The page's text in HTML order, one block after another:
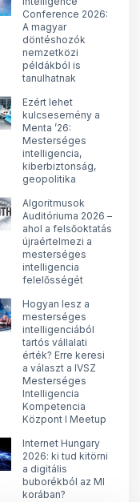
Conference 2026:
A magyar
döntéshozók
nemzetközi
példákból is
tanulhatnak
Ezért lehet
kulcsesemény a
Menta ’26:
Mesterséges
intelligencia,
kiberbiztonság,
geopolitika
Algoritmusok
Auditóriuma 2026 –
ahol a felsőoktatás
újraértelmezi a
mesterséges
intelligencia
felelősségét
Hogyan lesz a
mesterséges
intelligenciából
tartós vállalati
érték? Erre keresi
a választ a IVSZ
Mesterséges
Intelligencia
Kompetencia
Központ I Meetup
Internet Hungary
2026: ki tud kitörni
a digitális
buborékból az MI
korában?